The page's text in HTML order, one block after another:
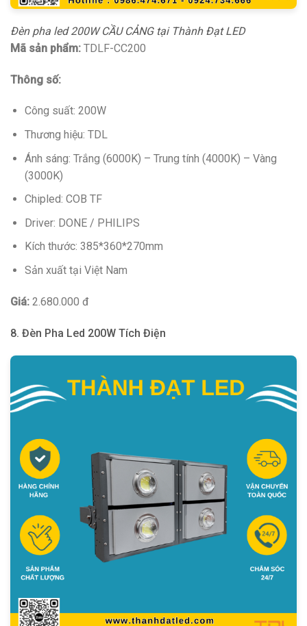
Đèn pha led 200W CẦU CẢNG tại Thành Đạt LED
Mã sản phẩm: TDLF-CC200
Thông số:
Công suất: 200W
Thương hiệu: TDL
Ánh sáng: Trắng (6000K) – Trung tính (4000K) – Vàng
(3000K)
Chipled: COB TF
Driver: DONE / PHILIPS
Kích thước: 385*360*270mm
Sản xuất tại Việt Nam
Giá: 2.680.000 đ
8. Đèn Pha Led 200W Tích Điện